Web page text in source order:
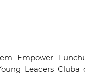
Empower
Leaders Cluba